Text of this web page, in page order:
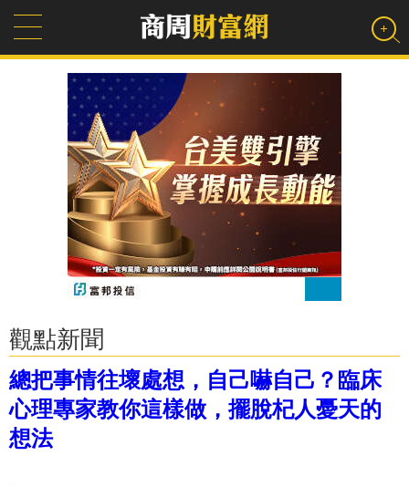
觀點新聞
總把事情往壞處想，自己嚇自己？臨床
心理專家教你這樣做，擺脫杞人憂天的
想法